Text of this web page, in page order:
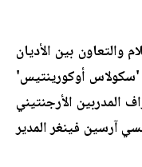
والتعاون بين الأديان
'سكولاس أوكورينتيس'
المدربين الأرجنتيني
آرسين فينغر المدير